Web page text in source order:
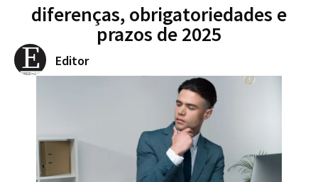
diferenças, obrigatoriedades e
prazos de 2025
Editor